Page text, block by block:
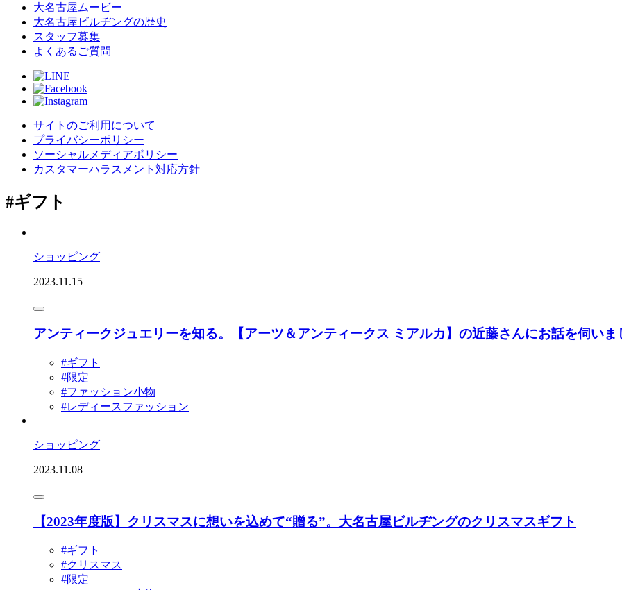
大名古屋ムービー
大名古屋ビルヂングの歴史
スタッフ募集
よくあるご質問
サイトのご利用について
プライバシーポリシー
ソーシャルメディアポリシー
カスタマーハラスメント対応方針
#ギフト
ショッピング
2023.11.15
アンティークジュエリーを知る。【アーツ＆アンティークス ミアルカ】の近藤さんにお話を伺いま
#ギフト
#限定
#ファッション小物
#レディースファッション
ショッピング
2023.11.08
【2023年度版】クリスマスに想いを込めて“贈る”。大名古屋ビルヂングのクリスマスギフト
#ギフト
#クリスマス
#限定